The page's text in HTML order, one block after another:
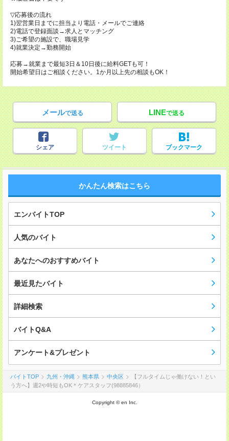
▽応募後の流れ
1)翌営業日までに担当より電話・メールでご連絡
2)電話で登録面談→求人とマッチング
3)ご希望の施設で、職場見学
4)就業決定→勤務開始
応募→就業まで最短3日＆10日後に給料GETも可！
開始希望日はご相談ください。1か月以上先の相談もOK！
メールで送る LINEで送る
シェア ツイート ブックマーク
かんたん検索はこちら
エンバイトTOP
人気のバイト
あなたへのおすすめバイト
最近見たバイト
詳細検索
バイトQ&A
アンケート&プレゼント
バイトTOP 九州・沖縄 熊本県 中央区
【フルタイムじゃ働けない！とい
う方へ】週2や時短もOK＊ケアスタッフ(98885846）
Copyright © en Inc.